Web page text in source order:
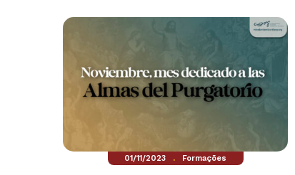
01/11/2023 . Formações